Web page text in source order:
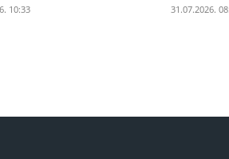
10:33 31.07.2026.